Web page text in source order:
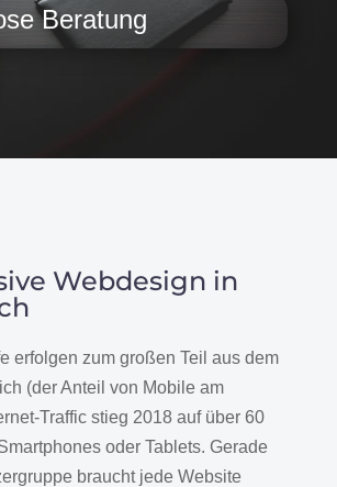
Beratung
Webdesign in
erfolgen zum großen Teil aus dem
(der Anteil von Mobile am
Traffic stieg 2018 auf über 60
oder Tablets. Gerade
braucht jede Website